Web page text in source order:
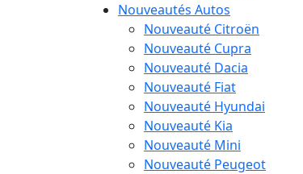
Nouveautés Autos
Nouveauté Citroën
Nouveauté Cupra
Nouveauté Dacia
Nouveauté Fiat
Nouveauté Hyundai
Nouveauté Kia
Nouveauté Mini
Nouveauté Peugeot